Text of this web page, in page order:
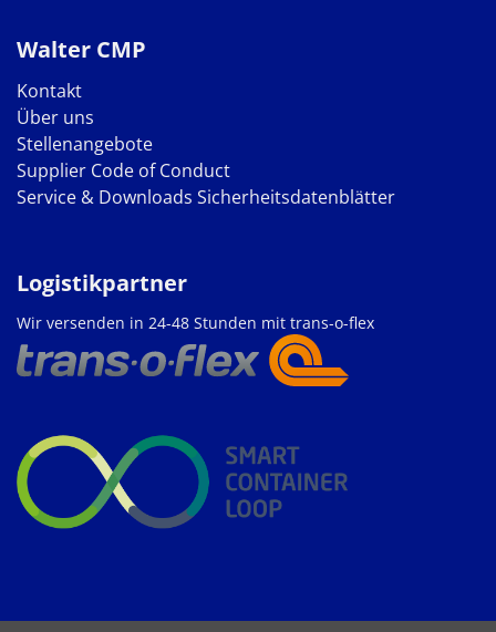
Walter CMP
Kontakt
Über uns
Stellenangebote
Supplier Code of Conduct
Service & Downloads Sicherheitsdatenblätter
Logistikpartner
Wir versenden in 24-48 Stunden mit trans-o-flex